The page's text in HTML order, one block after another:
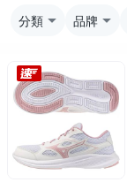
分類 品牌